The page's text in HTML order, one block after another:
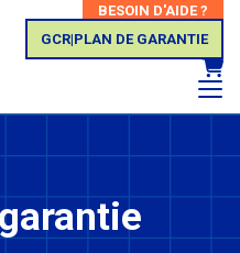
BESOIN D'AIDE ?
GCR|PLAN DE GARANTIE